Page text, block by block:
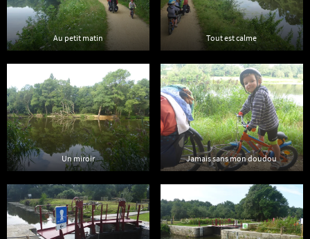
Au petit matin Tout est calme
Un miroir Jamais sans mon doudou